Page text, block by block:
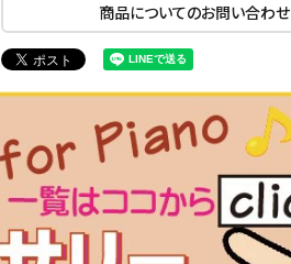
商品についてのお問い合わせ